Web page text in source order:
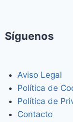
Síguenos
Aviso Legal
Política de
Política de
Contacto